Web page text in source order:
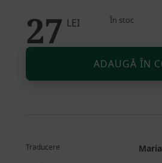
27 LEI În stoc
Cantitate
în
ADAUGĂ ÎN
Traducere